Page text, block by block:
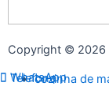
Copyright © 2026
WhatsApp
Telefonecozinha de